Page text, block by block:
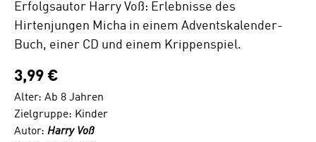
Erfolgsautor Harry Voß: Erlebnisse des
Hirtenjungen Micha in einem Adventskalender-
Buch, einer CD und einem Krippenspiel.
3,99 €
Alter: Ab 8 Jahren
Zielgruppe: Kinder
Autor: Harry Voß